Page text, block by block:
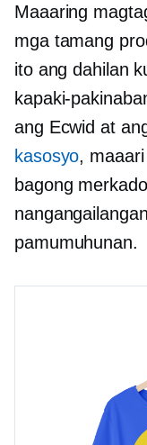
Maaaring
mga tamang
ito ang dahilan
kapaki-
ang Ecwid at
kasosyo,
bagong
pamumuhunan.